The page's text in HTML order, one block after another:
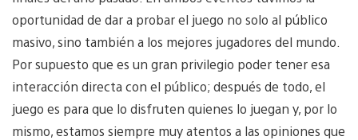
oportunidad de dar a probar el juego no solo al público
masivo, sino también a los mejores jugadores del mundo.
Por supuesto que es un gran privilegio poder tener esa
interacción directa con el público; después de todo, el
juego es para que lo disfruten quienes lo juegan y, por lo
mismo, estamos siempre muy atentos a las opiniones que